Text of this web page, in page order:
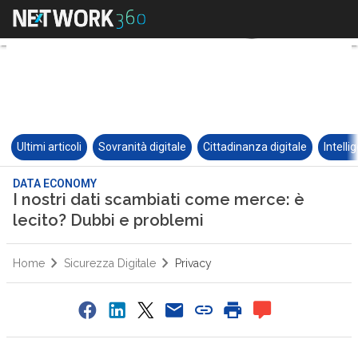
Ultimi articoli Sovranità digitale Cittadinanza digitale
DATA ECONOMY
I nostri dati scambiati come merce: è
lecito? Dubbi e problemi
Home Sicurezza Digitale Privacy